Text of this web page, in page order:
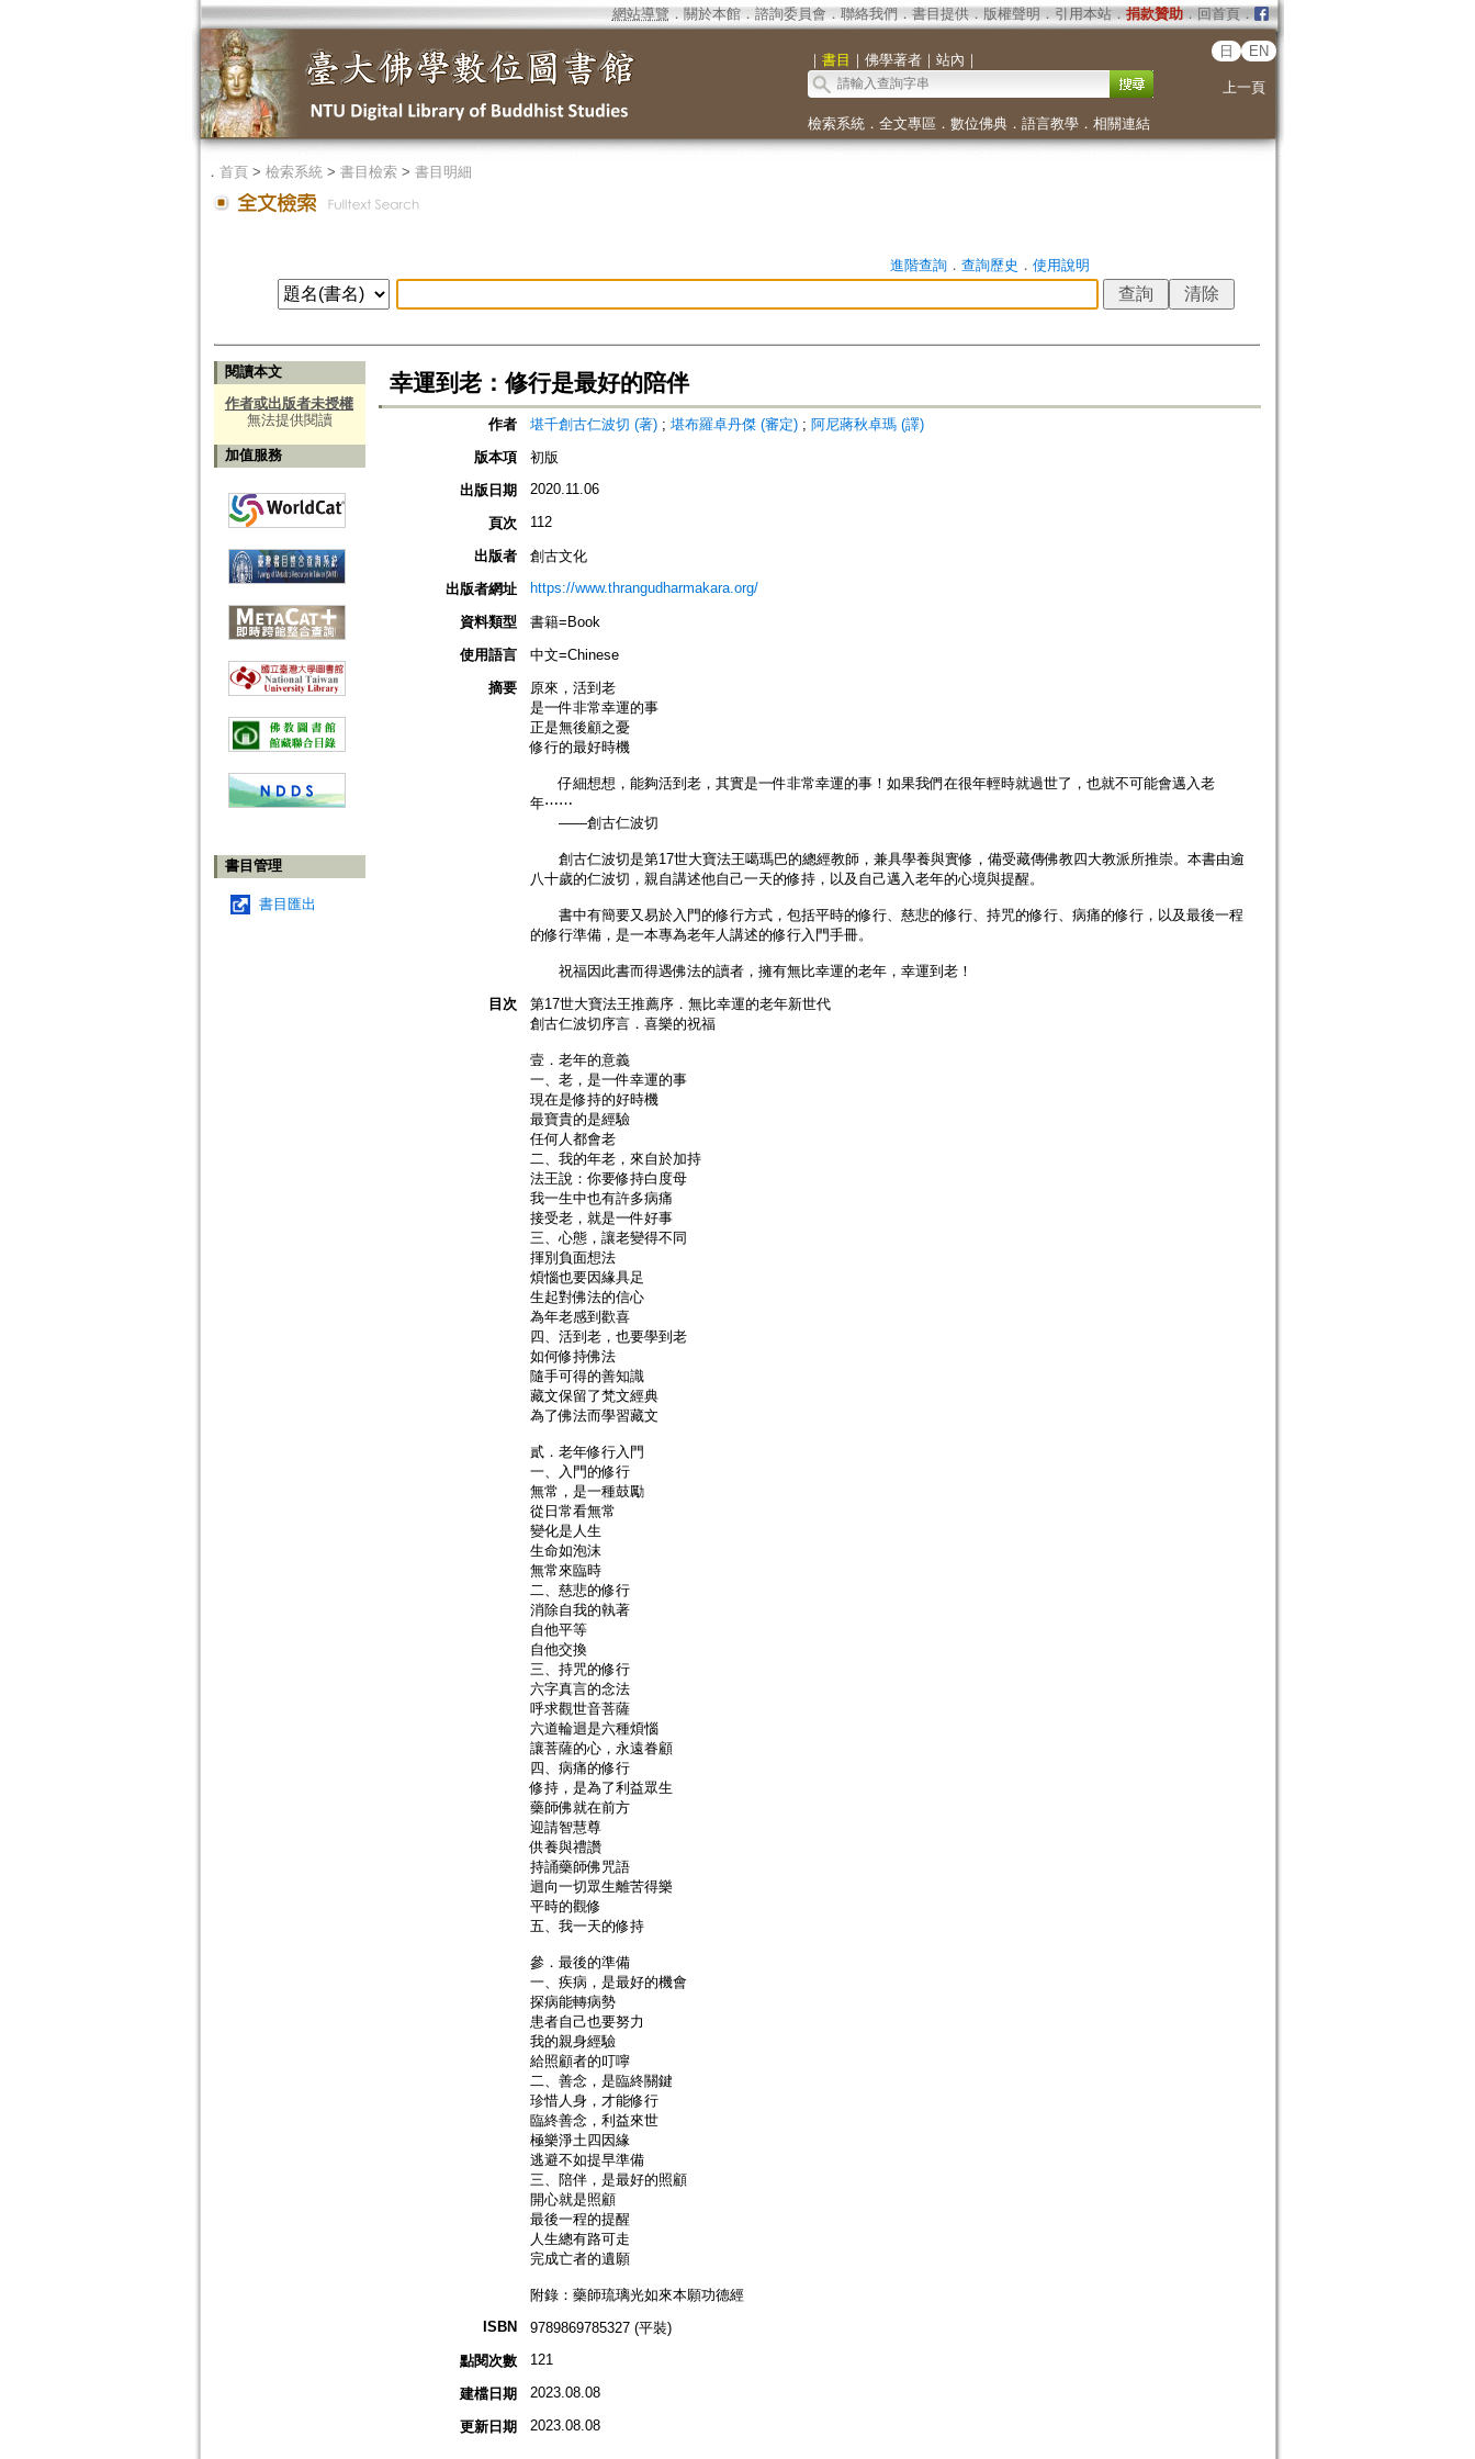
網站導覽 ． 關於本館． 諮詢委員會． 聯絡我們 ． 書目提供． 版權聲明 ． 引用本站． 捐款贊助．回首頁．
｜ 書目 ｜ 佛學著者｜ 站內 ｜
日 EN
上一頁
檢索系統． 全文專區 ． 數位佛典． 語言教學． 相關連結
． 首頁> 檢索系統> 書目檢索> 書目明細
進階查詢． 查詢歷史 ． 使用說明
閱讀本文
作者或出版者未授權
無法提供閱讀
加值服務
書目管理
書目匯出
幸運到老：修行是最好的陪伴
作者 堪千創古仁波切 (著); 堪布羅卓丹傑 (審定); 阿尼蔣秋卓瑪 (譯)
版本項
初版
出版日期
2020.11.06
頁次 112
出版者
創古文化
出版者網址
https://www.thrangudharmakara.org/
資料類型
書籍=Book
使用語言
中文=Chinese
摘要
原來，活到老
是一件非常幸運的事
正是無後顧之憂
修行的最好時機
仔細想想，能夠活到老，其實是一件非常幸運的事！如果我們在很年輕時就過世了，也就不可能會邁入老
年⋯⋯
——創古仁波切
創古仁波切是第17世大寶法王噶瑪巴的總經教師，兼具學養與實修，備受藏傳佛教四大教派所推崇。本書由逾
八十歲的仁波切，親自講述他自己一天的修持，以及自己邁入老年的心境與提醒。
書中有簡要又易於入門的修行方式，包括平時的修行、慈悲的修行、持咒的修行、病痛的修行，以及最後一程
的修行準備，是一本專為老年人講述的修行入門手冊。
祝福因此書而得遇佛法的讀者，擁有無比幸運的老年，幸運到老！
目次
第17世大寶法王推薦序．無比幸運的老年新世代
創古仁波切序言．喜樂的祝福
壹．老年的意義
一、老，是一件幸運的事
現在是修持的好時機
最寶貴的是經驗
任何人都會老
二、我的年老，來自於加持
法王說：你要修持白度母
我一生中也有許多病痛
接受老，就是一件好事
三、心態，讓老變得不同
揮別負面想法
煩惱也要因緣具足
生起對佛法的信心
為年老感到歡喜
四、活到老，也要學到老
如何修持佛法
隨手可得的善知識
藏文保留了梵文經典
為了佛法而學習藏文
貳．老年修行入門
一、入門的修行
無常，是一種鼓勵
從日常看無常
變化是人生
生命如泡沫
無常來臨時
二、慈悲的修行
消除自我的執著
自他平等
自他交換
三、持咒的修行
六字真言的念法
呼求觀世音菩薩
六道輪迴是六種煩惱
讓菩薩的心，永遠眷顧
四、病痛的修行
修持，是為了利益眾生
藥師佛就在前方
迎請智慧尊
供養與禮讚
持誦藥師佛咒語
迴向一切眾生離苦得樂
平時的觀修
五、我一天的修持
參．最後的準備
一、疾病，是最好的機會
探病能轉病勢
患者自己也要努力
我的親身經驗
給照顧者的叮嚀
二、善念，是臨終關鍵
珍惜人身，才能修行
臨終善念，利益來世
極樂淨土四因緣
逃避不如提早準備
三、陪伴，是最好的照顧
開心就是照顧
最後一程的提醒
人生總有路可走
完成亡者的遺願
附錄：藥師琉璃光如來本願功德經
ISBN
9789869785327 (平裝)
點閱次數
121
建檔日期 2023.08.08
更新日期 2023.08.08